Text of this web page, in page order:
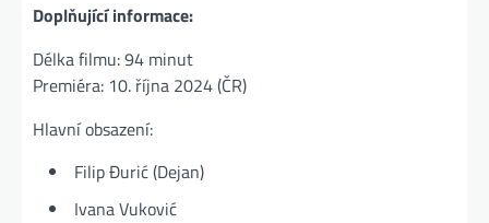
Doplňující informace:
Délka filmu: 94 minut
Premiéra: 10. října 2024 (ČR)
Hlavní obsazení:
Filip Đurić (Dejan)
Ivana Vuković